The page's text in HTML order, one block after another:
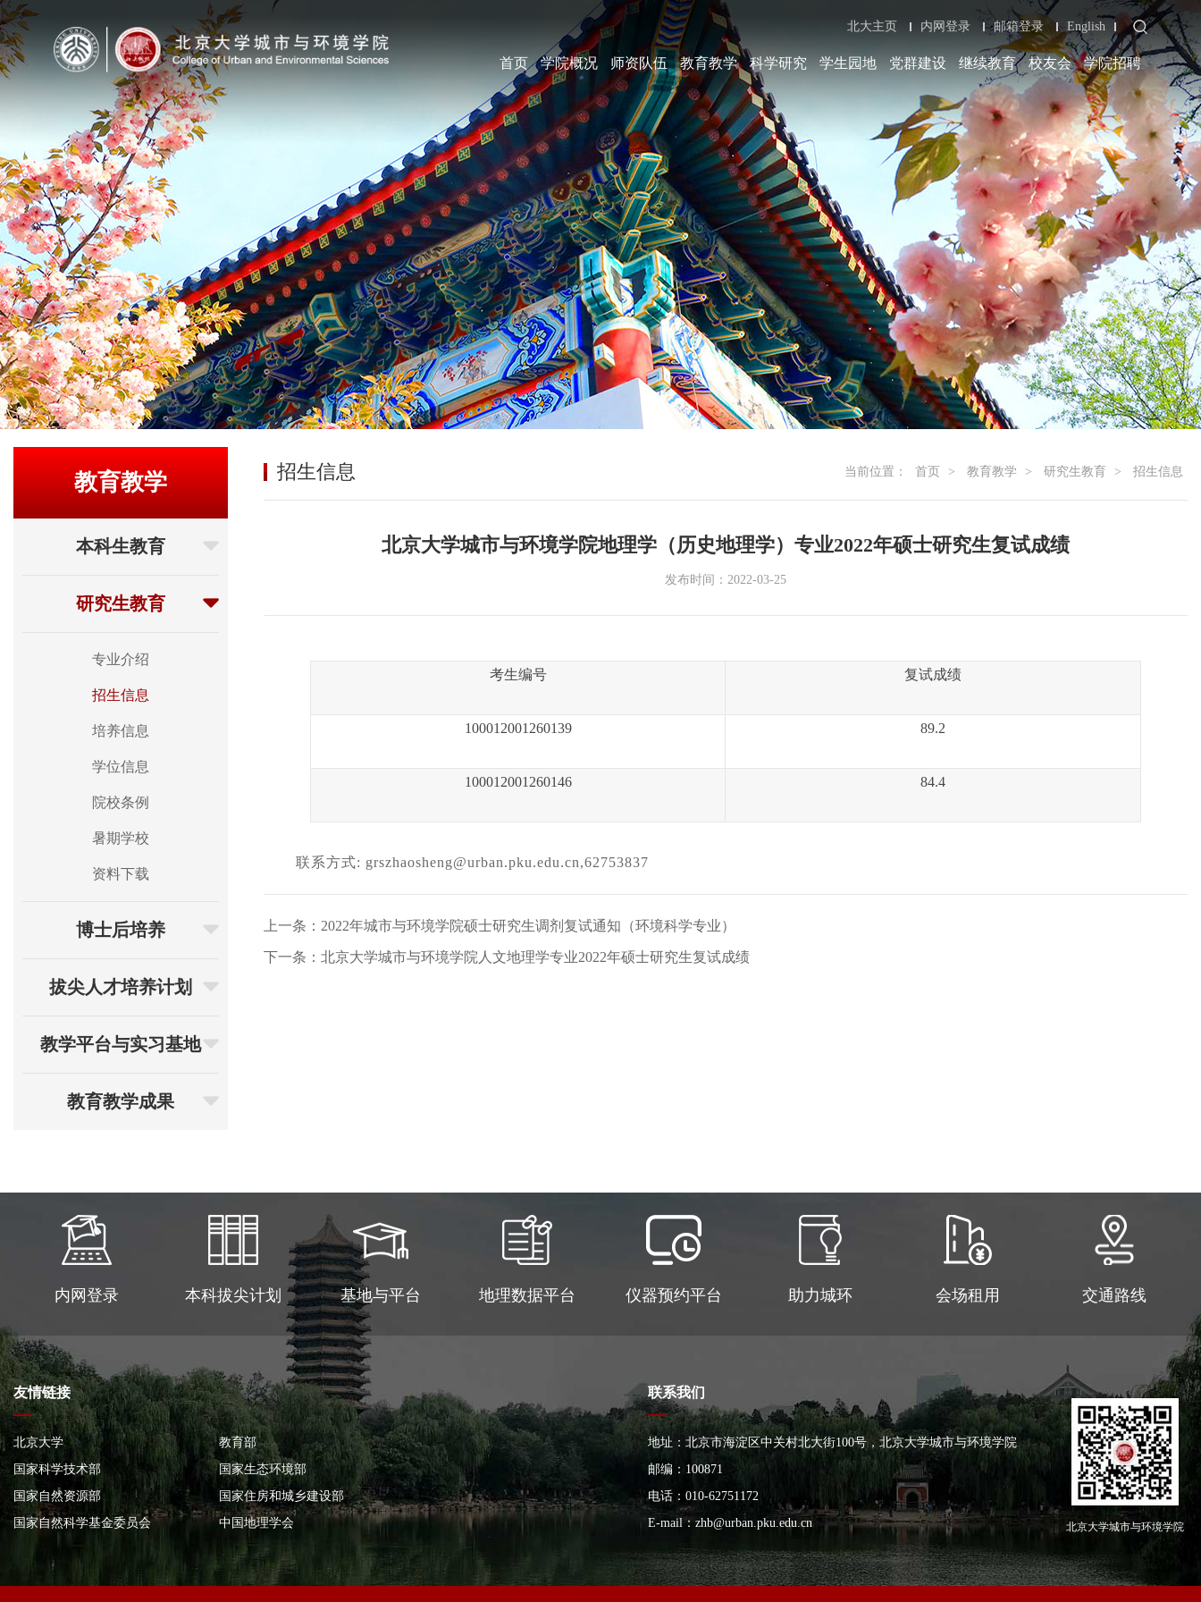
北大主页 内网登录 邮箱登录 English
首页 学院概况 师资队伍 教育教学 科学研究 学生园地 党群建设 继续教育 校友会 学院招聘
教育教学
本科生教育
研究生教育
专业介绍
招生信息
培养信息
学位信息
院校条例
暑期学校
资料下载
博士后培养
拔尖人才培养计划
教学平台与实习基地
教育教学成果
招生信息 当前位置： 首页 > 教育教学 > 研究生教育 > 招生信息
北京大学城市与环境学院地理学（历史地理学）专业2022年硕士研究生复试成绩
发布时间：2022-03-25
考生编号 复试成绩
100012001260139 89.2
100012001260146 84.4
联系方式: grszhaosheng@urban.pku.edu.cn,62753837
上一条：2022年城市与环境学院硕士研究生调剂复试通知（环境科学专业）
下一条：北京大学城市与环境学院人文地理学专业2022年硕士研究生复试成绩
内网登录 本科拔尖计划 基地与平台 地理数据平台 仪器预约平台 助力城环 会场租用 交通路线
友情链接
北京大学
教育部
国家科学技术部
国家生态环境部
国家自然资源部
国家住房和城乡建设部
国家自然科学基金委员会
中国地理学会
联系我们
地址：北京市海淀区中关村北大街100号，北京大学城市与环境学院
大楼
邮编：100871
电话：010-62751172
E-mail： zhb@urban.pku.edu.cn 北京大学城市与环境学院